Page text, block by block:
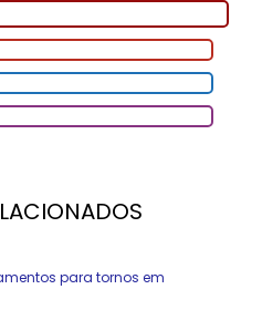
para tornos em